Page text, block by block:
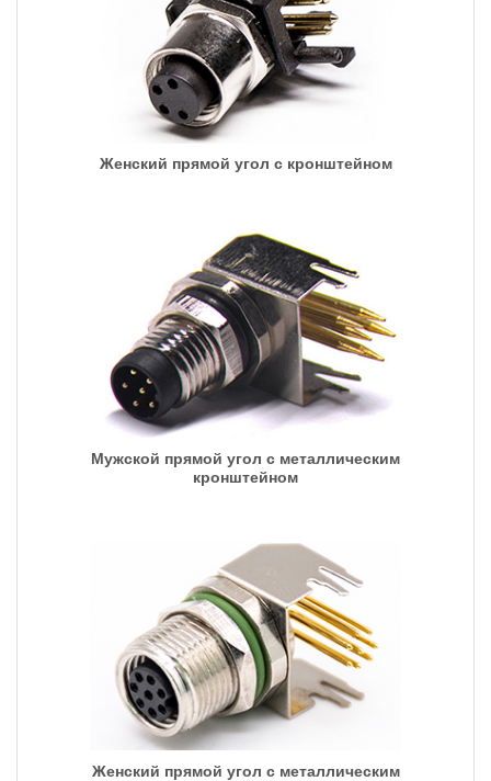
Женский прямой угол с кронштейном
Мужской прямой угол с металлическим
кронштейном
Женский прямой угол с металлическим